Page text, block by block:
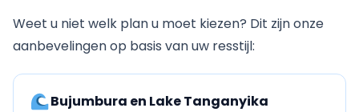
Weet u niet welk plan u moet kiezen? Dit zijn onze
aanbevelingen op basis van uw resstijl:
Bujumbura en Lake Tanganyika